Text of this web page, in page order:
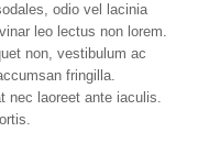
odio vel lacinia
leo lectus non lorem.
non, vestibulum ac
fringilla.
nec laoreet ante iaculis.